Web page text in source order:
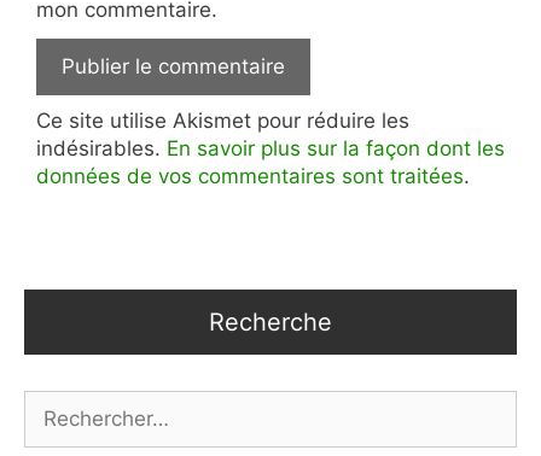
mon commentaire.
Ce site utilise Akismet pour réduire les
indésirables. En savoir plus sur la façon dont les
données de vos commentaires sont traitées.
Recherche